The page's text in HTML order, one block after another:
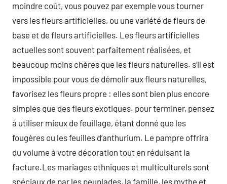
moindre coût, vous pouvez par exemple vous tourner
vers les fleurs artificielles, ou une variété de fleurs de
base et de fleurs artificielles. Les fleurs artificielles
actuelles sont souvent parfaitement réalisées, et
beaucoup moins chères que les fleurs naturelles. s’il est
impossible pour vous de démolir aux fleurs naturelles,
favorisez les fleurs propre : elles sont bien plus encore
simples que des fleurs exotiques. pour terminer, pensez
à utiliser mieux de feuillage, étant donné que les
fougères ou les feuilles d’anthurium. Le pampre offrira
du volume à votre décoration tout en réduisant la
facture.Les mariages ethniques et multiculturels sont
spéciaux de par les peuplades, la famille, les mythe et